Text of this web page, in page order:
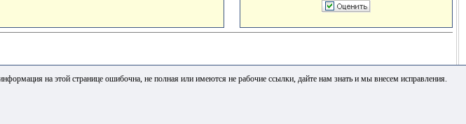
на этой странице ошибочна, не полная или имеются не рабочие ссылки, дайте нам знать и мы внесем исправления.